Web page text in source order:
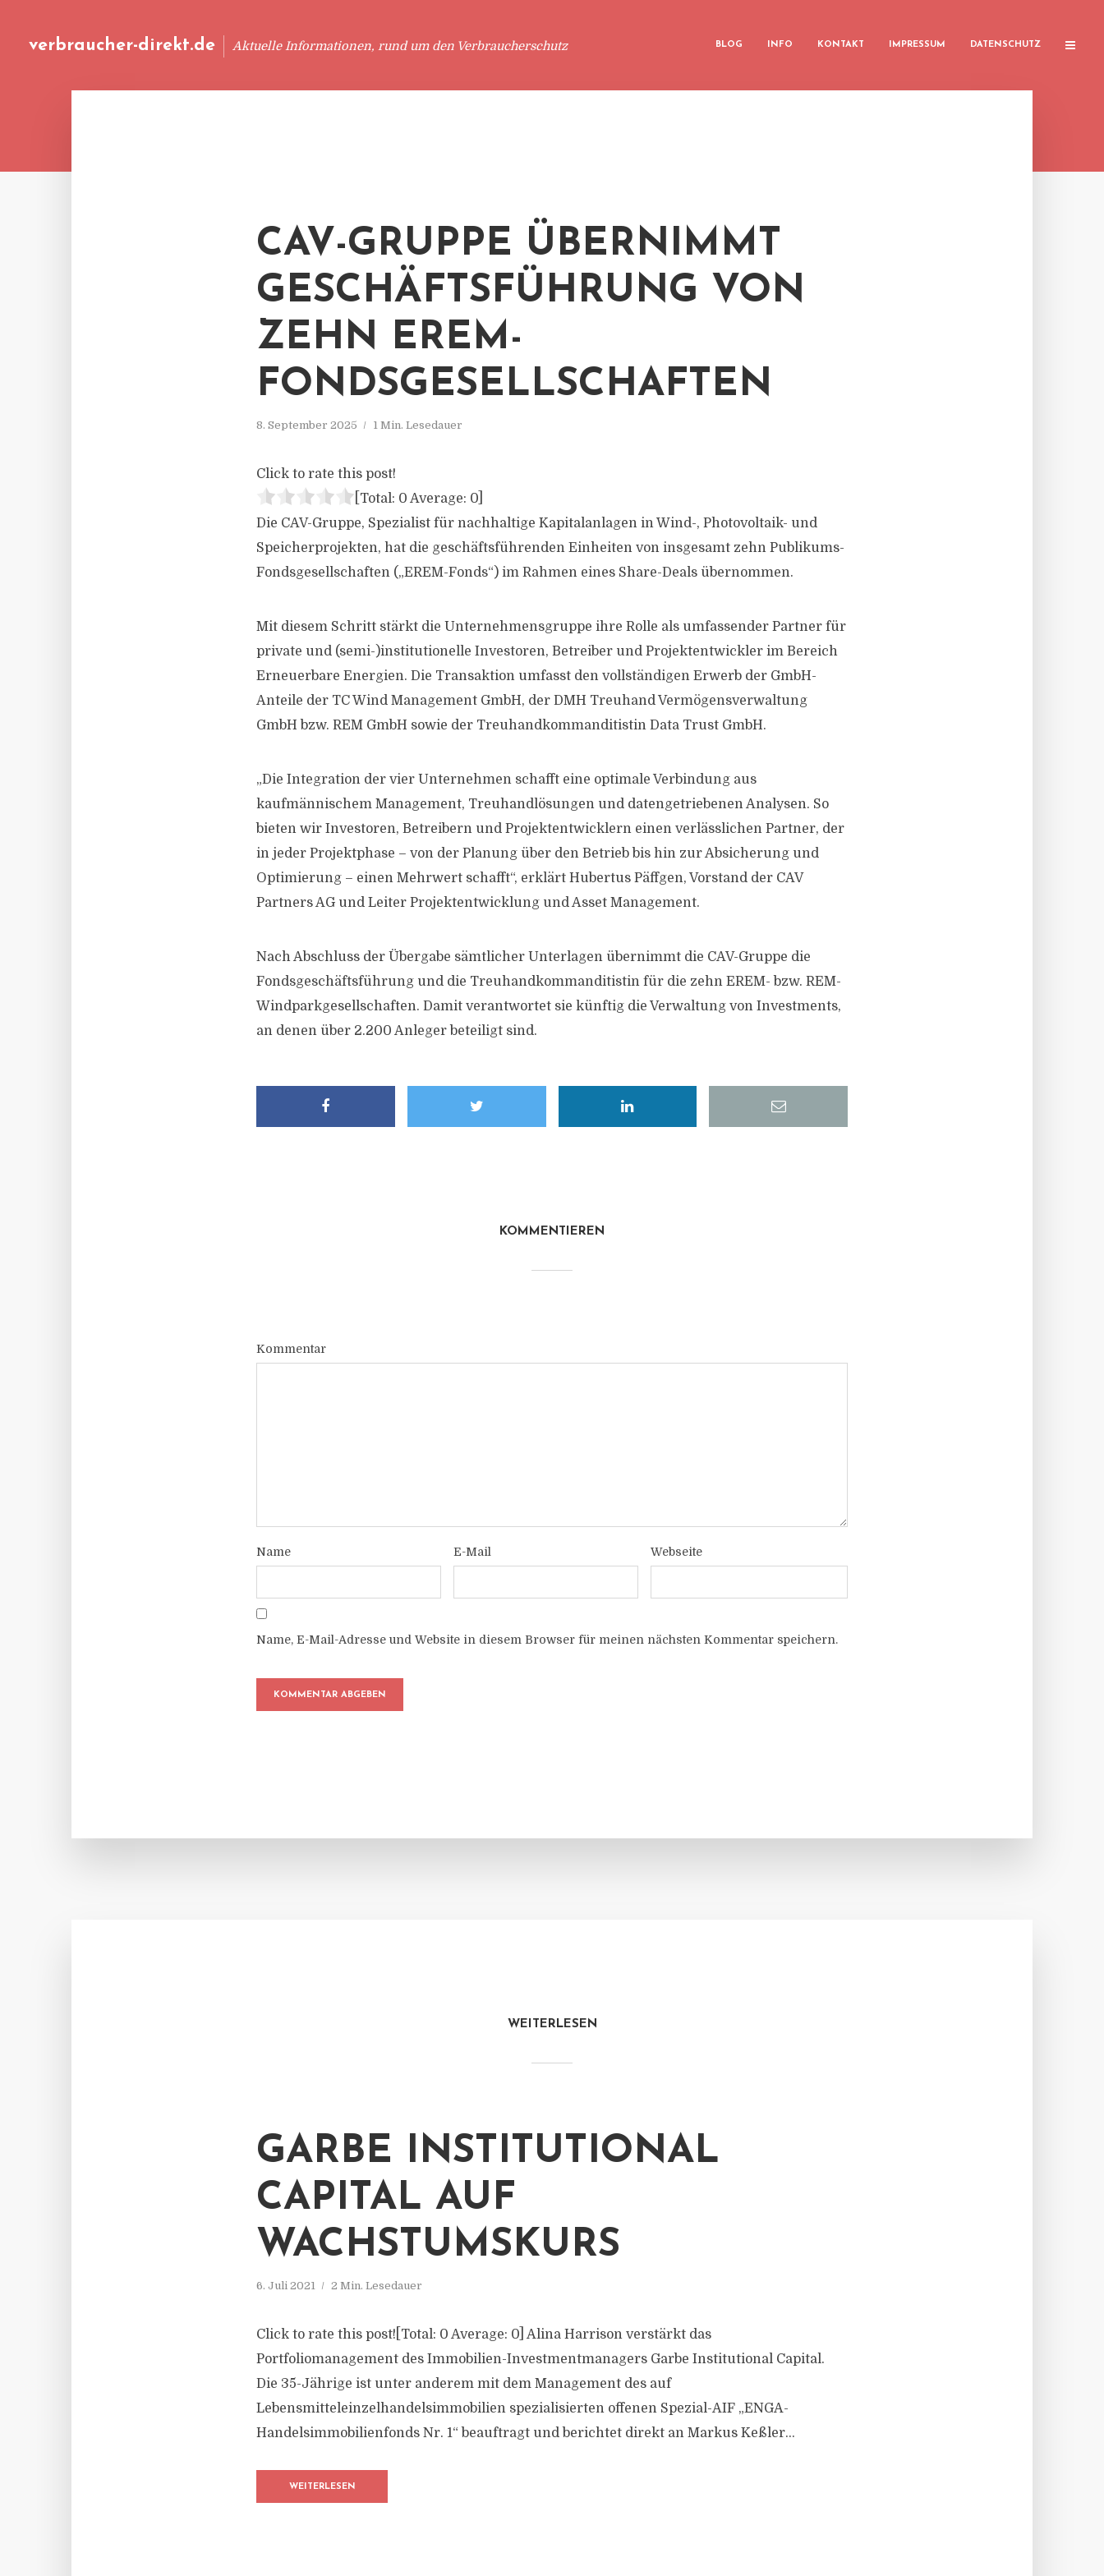
verbraucher-direkt.de Aktuelle Informationen, rund um den Verbraucherschutz BLOG INFO KONTAKT IMPRESSUM DATENSCHUTZ
CAV-GRUPPE ÜBERNIMMT
GESCHÄFTSFÜHRUNG VON
ZEHN EREM-
FONDSGESELLSCHAFTEN
8. September 2025 1 Min. Lesedauer
Click to rate this post!
[Total: 0 Average: 0
Die CAV-Gruppe, Spezialist für nachhaltige Kapitalanlagen in Wind-, Photovoltaik- und
Speicherprojekten, hat die geschäftsführenden Einheiten von insgesamt zehn Publikums-
Fondsgesellschaften („EREM-Fonds“) im Rahmen eines Share-Deals übernommen.
Mit diesem Schritt stärkt die Unternehmensgruppe ihre Rolle als umfassender Partner für
private und (semi-)institutionelle Investoren, Betreiber und Projektentwickler im Bereich
Erneuerbare Energien. Die Transaktion umfasst den vollständigen Erwerb der GmbH-
Anteile der TC Wind Management GmbH, der DMH Treuhand Vermögensverwaltung
GmbH bzw. REM GmbH sowie der Treuhandkommanditistin Data Trust GmbH.
„Die Integration der vier Unternehmen schafft eine optimale Verbindung aus
kaufmännischem Management, Treuhandlösungen und datengetriebenen Analysen. So
bieten wir Investoren, Betreibern und Projektentwicklern einen verlässlichen Partner, der
in jeder Projektphase – von der Planung über den Betrieb bis hin zur Absicherung und
Optimierung – einen Mehrwert schafft“, erklärt Hubertus Päffgen, Vorstand der CAV
Partners AG und Leiter Projektentwicklung und Asset Management.
Nach Abschluss der Übergabe sämtlicher Unterlagen übernimmt die CAV-Gruppe die
Fondsgeschäftsführung und die Treuhandkommanditistin für die zehn EREM- bzw. REM-
Windparkgesellschaften. Damit verantwortet sie künftig die Verwaltung von Investments,
an denen über 2.200 Anleger beteiligt sind.
KOMMENTIEREN
Kommentar
Name E-Mail Webseite
Name, E-Mail-Adresse und Website in diesem Browser für meinen nächsten Kommentar speichern.
WEITERLESEN
GARBE INSTITUTIONAL
CAPITAL AUF
WACHSTUMSKURS
6. Juli 2021 2 Min. Lesedauer
Click to rate this post![Total: 0 Average: 0] Alina Harrison verstärkt das
Portfoliomanagement des Immobilien-Investmentmanagers Garbe Institutional Capital.
Die 35-Jährige ist unter anderem mit dem Management des auf
Lebensmitteleinzelhandelsimmobilien spezialisierten offenen Spezial-AIF „ENGA-
Handelsimmobilienfonds Nr. 1“ beauftragt und berichtet direkt an Markus Keßler...
WEITERLESEN